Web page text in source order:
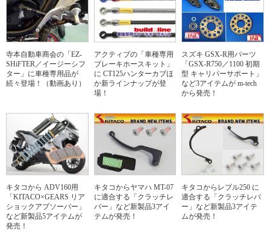
寺本自動車商会の「EZ-
SHiFTER／イージーシフ
ター」に車種専用品が
続々登場！（動画あり）
アクティブの「車種専用
ブレーキホースキット」
に CT125ハンターカブほ
か新ラインナップが登
場！
スズキ GSX-R用パーツ
「GSX-R750／1100 初期
型 キャリパーサポート」
など3アイテムが m-tech
から発売！
キタコから ADV160用
「KITACO×GEARS リア
ショックアブソーバー」
など新製品5アイテムが
発売！
キタコからヤマハ MT-07
に適合する「クラッチレ
バー」など新製品3アイ
テムが発売！
キタコからレブル250 に
適合する「クラッチレバ
ー」など新製品3アイテ
ムが発売！